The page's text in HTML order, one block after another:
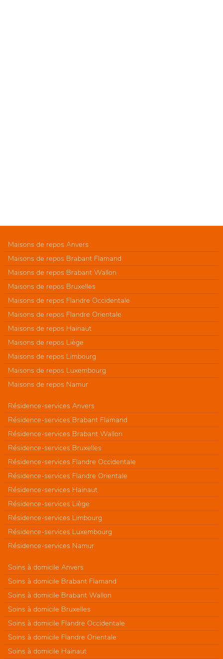
Maisons de repos Anvers
Maisons de repos Brabant Flamand
Maisons de repos Brabant Wallon
Maisons de repos Bruxelles
Maisons de repos Flandre Occidentale
Maisons de repos Flandre Orientale
Maisons de repos Hainaut
Maisons de repos Liège
Maisons de repos Limbourg
Maisons de repos Luxembourg
Maisons de repos Namur
Résidence-services Anvers
Résidence-services Brabant Flamand
Résidence-services Brabant Wallon
Résidence-services Bruxelles
Résidence-services Flandre Occidentale
Résidence-services Flandre Orientale
Résidence-services Hainaut
Résidence-services Liège
Résidence-services Limbourg
Résidence-services Luxembourg
Résidence-services Namur
Soins à domicile Anvers
Soins à domicile Brabant Flamand
Soins à domicile Brabant Wallon
Soins à domicile Bruxelles
Soins à domicile Flandre Occidentale
Soins à domicile Flandre Orientale
Soins à domicile Hainaut